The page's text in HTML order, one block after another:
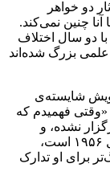
دو خواهر
چنین نمی‌کند.
دو سال اختلاف
بزرگ شده‌اند
شایسته‌ی
فهمیدم که
نشده، و
آخرین اثر منتشرشده درباره‌ی او مربوط به سال ۱۹۵۶ است،
برای او تدارک